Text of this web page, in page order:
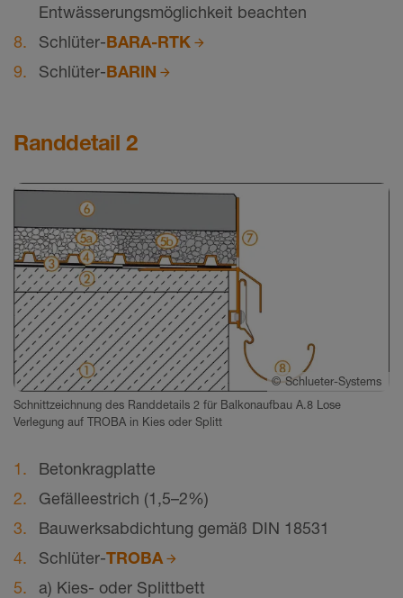
Entwässerungsmöglichkeit beachten
Schlüter-BARA-RTK
Schlüter-BARIN
Randdetail 2
© Schlueter-Systems
Schnittzeichnung des Randdetails 2 für Balkonaufbau A.8 Lose
Verlegung auf TROBA in Kies oder Splitt
Betonkragplatte
Gefälleestrich (1,5–2%)
Bauwerksabdichtung gemäß DIN 18531
Schlüter-TROBA
a) Kies- oder Splittbett